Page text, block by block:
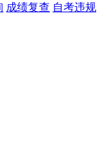
成绩复查 自考违规